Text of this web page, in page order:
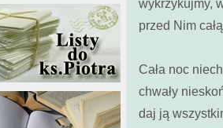
wykrzykujmy,
przed Nim
Cała noc
chwały
daj ją